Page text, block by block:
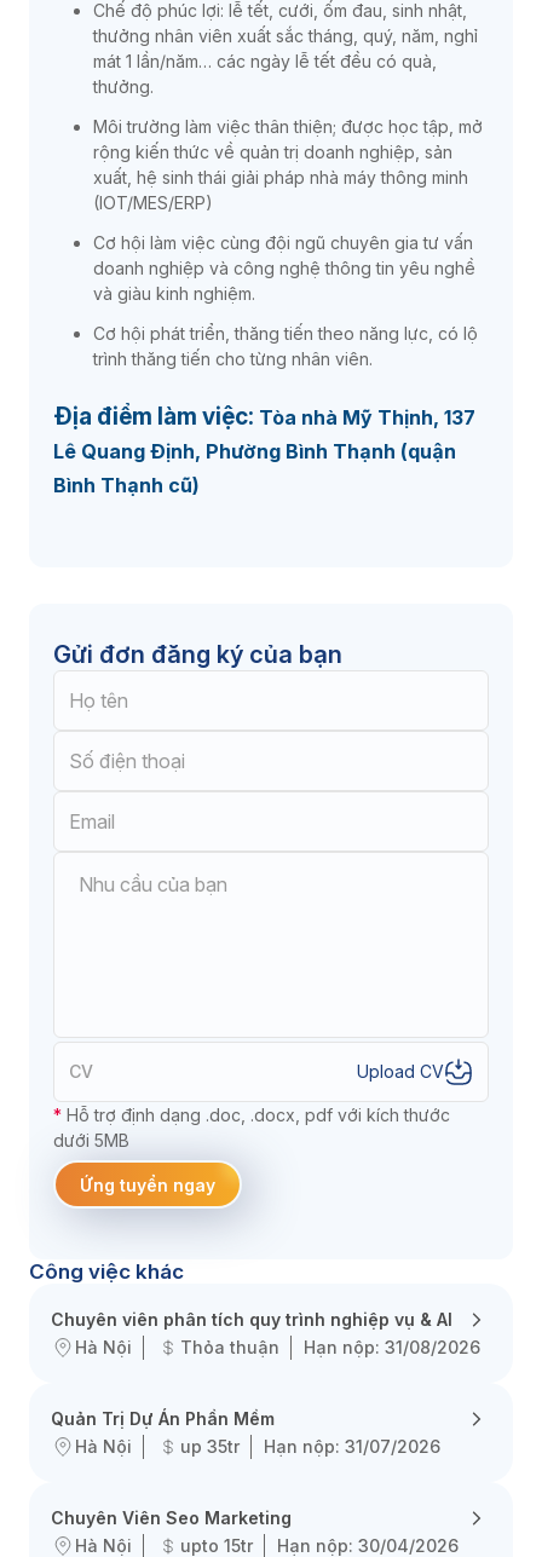
Chế độ phúc lợi: lễ tết, cưới, ốm đau, sinh nhật,
thưởng nhân viên xuất sắc tháng, quý, năm, nghỉ
mát 1 lần/năm… các ngày lễ tết đều có quà,
thưởng.
Môi trường làm việc thân thiện; được học tập, mở
rộng kiến thức về quản trị doanh nghiệp, sản
xuất, hệ sinh thái giải pháp nhà máy thông minh
(IOT/MES/ERP)
Cơ hội làm việc cùng đội ngũ chuyên gia tư vấn
doanh nghiệp và công nghệ thông tin yêu nghề
và giàu kinh nghiệm.
Cơ hội phát triển, thăng tiến theo năng lực, có lộ
trình thăng tiến cho từng nhân viên.
Địa điểm làm việc: Tòa nhà Mỹ Thịnh, 137
Lê Quang Định, Phường Bình Thạnh (quận
Bình Thạnh cũ)
Gửi đơn đăng ký của bạn
CV Upload CV
* Hỗ trợ định dạng .doc, .docx, pdf với kích thước
dưới 5MB
Ứng tuyển ngay
Công việc khác
Chuyên viên phân tích quy trình nghiệp vụ & AI
Hà Nội
Thỏa thuận Hạn nộp: 31/08/2026
Quản Trị Dự Án Phần Mềm
Hà Nội
up 35tr Hạn nộp: 31/07/2026
Chuyên Viên Seo Marketing
Hà Nội
upto 15tr Hạn nộp: 30/04/2026